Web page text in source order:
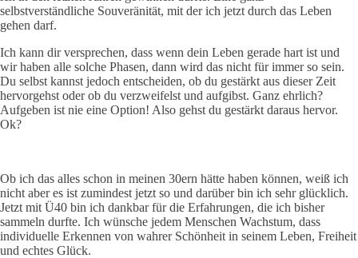
selbstverständliche Souveränität, mit der ich jetzt durch das Leben
gehen darf.
Ich kann dir versprechen, dass wenn dein Leben gerade hart ist und
wir haben alle solche Phasen, dann wird das nicht für immer so sein.
Du selbst kannst jedoch entscheiden, ob du gestärkt aus dieser Zeit
hervorgehst oder ob du verzweifelst und aufgibst. Ganz ehrlich?
Aufgeben ist nie eine Option! Also gehst du gestärkt daraus hervor.
Ok?
Ob ich das alles schon in meinen 30ern hätte haben können, weiß ich
nicht aber es ist zumindest jetzt so und darüber bin ich sehr glücklich.
Jetzt mit Ü40 bin ich dankbar für die Erfahrungen, die ich bisher
sammeln durfte. Ich wünsche jedem Menschen Wachstum, dass
individuelle Erkennen von wahrer Schönheit in seinem Leben, Freiheit
und echtes Glück.